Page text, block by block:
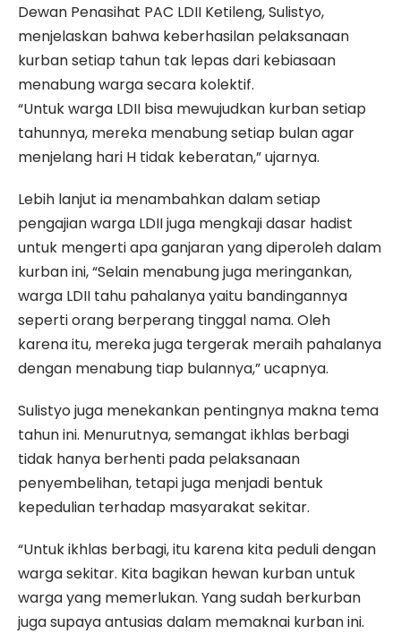
Dewan Penasihat PAC LDII Ketileng, Sulistyo,
menjelaskan bahwa keberhasilan pelaksanaan
kurban setiap tahun tak lepas dari kebiasaan
menabung warga secara kolektif.
“Untuk warga LDII bisa mewujudkan kurban setiap
tahunnya, mereka menabung setiap bulan agar
menjelang hari H tidak keberatan,” ujarnya.
Lebih lanjut ia menambahkan dalam setiap
pengajian warga LDII juga mengkaji dasar hadist
untuk mengerti apa ganjaran yang diperoleh dalam
kurban ini, “Selain menabung juga meringankan,
warga LDII tahu pahalanya yaitu bandingannya
seperti orang berperang tinggal nama. Oleh
karena itu, mereka juga tergerak meraih pahalanya
dengan menabung tiap bulannya,” ucapnya.
Sulistyo juga menekankan pentingnya makna tema
tahun ini. Menurutnya, semangat ikhlas berbagi
tidak hanya berhenti pada pelaksanaan
penyembelihan, tetapi juga menjadi bentuk
kepedulian terhadap masyarakat sekitar.
“Untuk ikhlas berbagi, itu karena kita peduli dengan
warga sekitar. Kita bagikan hewan kurban untuk
warga yang memerlukan. Yang sudah berkurban
juga supaya antusias dalam memaknai kurban ini.